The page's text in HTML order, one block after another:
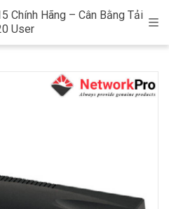
Chính Hãng – Cân Bằng Tải
User